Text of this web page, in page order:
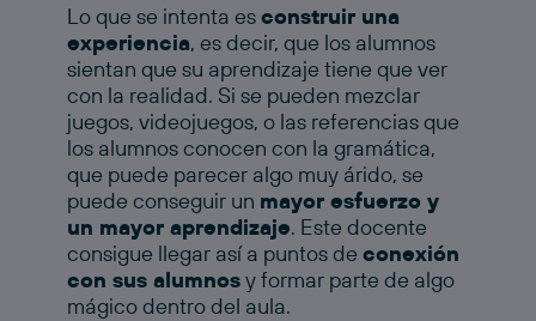
Lo que se intenta esconstruir una
experiencia, es decir, que los alumnos
sientan que su aprendizaje tiene que ver
con la realidad. Si se pueden mezclar
juegos, videojuegos, o las referencias que
los alumnos conocen con la gramática,
que puede parecer algo muy árido, se
puede conseguir un mayor esfuerzo y
un mayor aprendizaje. Este docente
consigue llegar así a puntos de conexión
con sus alumnosy formar parte de algo
mágico dentro del aula.